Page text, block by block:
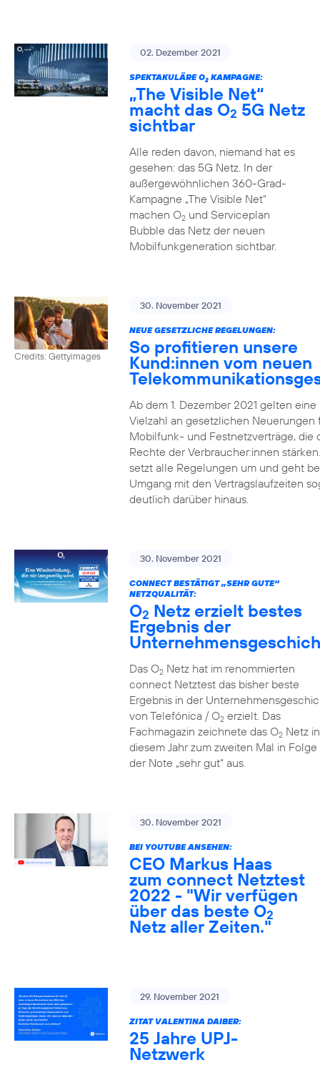
02. Dezember 2021
SPEKTAKULÄRE O2KAMPAGNE:
„The Visible Net“
macht das O2 5G Netz
sichtbar
Alle reden davon, niemand hat es
gesehen: das 5G Netz. In der
außergewöhnlichen 360-Grad-
Kampagne „The Visible Net“
machen O2und Serviceplan
Bubble das Netz der neuen
Mobilfunkgeneration sichtbar.
Credits: Gettyimages
30. November 2021
NEUE GESETZLICHE REGELUNGEN:
So profitieren unsere
Kund:innen vom neuen
Ab dem 1. Dezember 2021 gelten eine
Vielzahl an gesetzlichen Neuerungen
Mobilfunk- und Festnetzverträge, die
Rechte der Verbraucher:innen
setzt alle Regelungen um und geht
Umgang mit den Vertragslaufzeiten
deutlich darüber hinaus.
30. November 2021
CONNECT BESTÄTIGT „SEHR GUTE“
NETZQUALITÄT:
O2 Netz erzielt bestes
Ergebnis der
Das O2Netz hat im renommierten
connect Netztest das bisher beste
Ergebnis in der
von Telefónica / O2erzielt. Das
Fachmagazin zeichnete das O2Netz in
diesem Jahr zum zweiten Mal in Folge
der Note „sehr gut“ aus.
30. November 2021
BEI YOUTUBE ANSEHEN:
CEO Markus Haas
zum connect Netztest
2022 - "Wir verfügen
über das beste O2
Netz aller Zeiten."
29. November 2021
ZITAT VALENTINA DAIBER:
25 Jahre UPJ-
Netzwerk